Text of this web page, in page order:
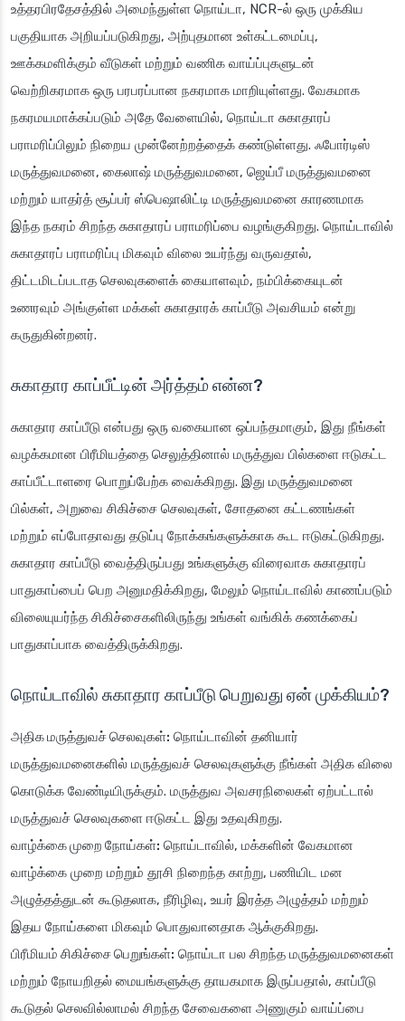
உத்தரபிரதேசத்தில் அமைந்துள்ள நொய்டா, NCR-ல் ஒரு முக்கிய
பகுதியாக அறியப்படுகிறது, அற்புதமான உள்கட்டமைப்பு,
ஊக்கமளிக்கும் வீடுகள் மற்றும் வணிக வாய்ப்புகளுடன்
வெற்றிகரமாக ஒரு பரபரப்பான நகரமாக மாறியுள்ளது. வேகமாக
நகரமயமாக்கப்படும் அதே வேளையில், நொய்டா சுகாதாரப்
பராமரிப்பிலும் நிறைய முன்னேற்றத்தைக் கண்டுள்ளது. ஃபோர்டிஸ்
மருத்துவமனை, கைலாஷ் மருத்துவமனை, ஜெய்பீ மருத்துவமனை
மற்றும் யாதர்த் சூப்பர் ஸ்பெஷாலிட்டி மருத்துவமனை காரணமாக
இந்த நகரம் சிறந்த சுகாதாரப் பராமரிப்பை வழங்குகிறது. நொய்டாவில்
சுகாதாரப் பராமரிப்பு மிகவும் விலை உயர்ந்து வருவதால்,
திட்டமிடப்படாத செலவுகளைக் கையாளவும், நம்பிக்கையுடன்
உணரவும் அங்குள்ள மக்கள் சுகாதாரக் காப்பீடு அவசியம் என்று
கருதுகின்றனர்.
சுகாதார காப்பீட்டின் அர்த்தம் என்ன?
சுகாதார காப்பீடு என்பது ஒரு வகையான ஒப்பந்தமாகும், இது நீங்கள்
வழக்கமான பிரீமியத்தை செலுத்தினால் மருத்துவ பில்களை ஈடுகட்ட
காப்பீட்டாளரை பொறுப்பேற்க வைக்கிறது. இது மருத்துவமனை
பில்கள், அறுவை சிகிச்சை செலவுகள், சோதனை கட்டணங்கள்
மற்றும் எப்போதாவது தடுப்பு நோக்கங்களுக்காக கூட ஈடுகட்டுகிறது.
சுகாதார காப்பீடு வைத்திருப்பது உங்களுக்கு விரைவாக சுகாதாரப்
பாதுகாப்பைப் பெற அனுமதிக்கிறது, மேலும் நொய்டாவில் காணப்படும்
விலையுயர்ந்த சிகிச்சைகளிலிருந்து உங்கள் வங்கிக் கணக்கைப்
பாதுகாப்பாக வைத்திருக்கிறது.
நொய்டாவில் சுகாதார காப்பீடு பெறுவது ஏன் முக்கியம்?
அதிக மருத்துவச் செலவுகள்: நொய்டாவின் தனியார்
மருத்துவமனைகளில் மருத்துவச் செலவுகளுக்கு நீங்கள் அதிக விலை
கொடுக்க வேண்டியிருக்கும். மருத்துவ அவசரநிலைகள் ஏற்பட்டால்
மருத்துவச் செலவுகளை ஈடுகட்ட இது உதவுகிறது.
வாழ்க்கை முறை நோய்கள்: நொய்டாவில், மக்களின் வேகமான
வாழ்க்கை முறை மற்றும் தூசி நிறைந்த காற்று, பணியிட மன
அழுத்தத்துடன் கூடுதலாக, நீரிழிவு, உயர் இரத்த அழுத்தம் மற்றும்
இதய நோய்களை மிகவும் பொதுவானதாக ஆக்குகிறது.
பிரீமியம் சிகிச்சை பெறுங்கள்: நொய்டா பல சிறந்த மருத்துவமனைகள்
மற்றும் நோயறிதல் மையங்களுக்கு தாயகமாக இருப்பதால், காப்பீடு
கூடுதல் செலவில்லாமல் சிறந்த சேவைகளை அணுகும் வாய்ப்பை